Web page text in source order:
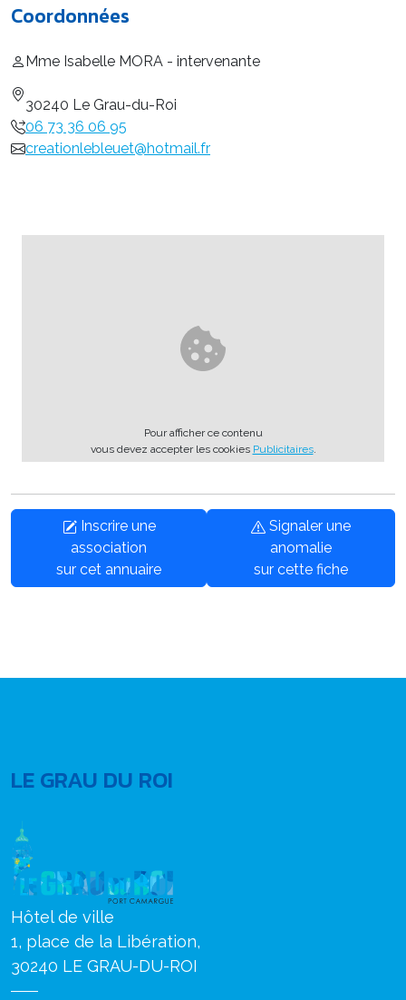
Coordonnées
Mme Isabelle MORA - intervenante
30240 Le Grau-du-Roi
06 73 36 06 95
creationlebleuet@hotmail.fr
Pour afficher ce contenu
vous devez accepter les cookies Publicitaires.
Inscrire une
association
sur cet annuaire
Signaler une
anomalie
sur cette fiche
LE GRAU DU ROI
Hôtel de ville
1, place de la Libération,
30240 LE GRAU-DU-ROI